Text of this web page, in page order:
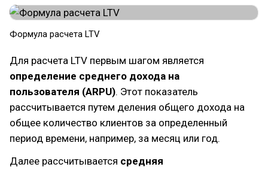
Формула расчета LTV
Для расчета LTV первым шагом является
определение среднего дохода на
пользователя (ARPU). Этот показатель
рассчитывается путем деления общего дохода на
общее количество клиентов за определенный
период времени, например, за месяц или год.
Далее рассчитывается средняя